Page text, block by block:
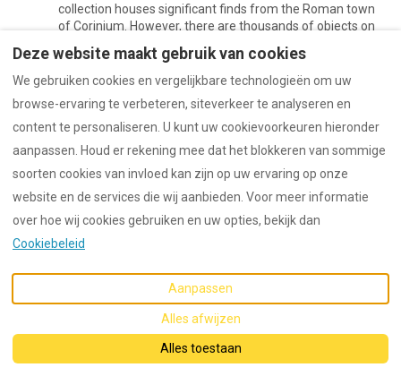
collection houses significant finds from the Roman town
of Corinium. However, there are thousands of objects on
Saxon grave goods to Medieval sculpture.
Nederlands EUR
©2026DunfordAlle rechten
voorbehouden
-
Deze website maakt gebruik van cookies
We gebruiken cookies en vergelijkbare technologieën om uw
browse-ervaring te verbeteren, siteverkeer te analyseren en
content te personaliseren. U kunt uw cookievoorkeuren hieronder
aanpassen. Houd er rekening mee dat het blokkeren van sommige
soorten cookies van invloed kan zijn op uw ervaring op onze
website en de services die wij aanbieden. Voor meer informatie
over hoe wij cookies gebruiken en uw opties, bekijk dan
Cookiebeleid
Aanpassen
Alles afwijzen
Alles toestaan